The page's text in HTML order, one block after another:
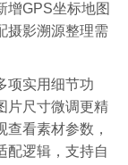
增GPS坐标地图
摄影溯源整理需
项实用细节功
片尺寸微调更精
看素材参数，
配逻辑，支持自